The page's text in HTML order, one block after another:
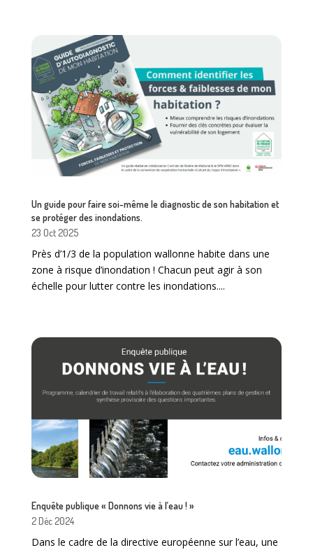
Un guide pour faire soi-même le diagnostic de son habitation et
se protéger des inondations.
23 Oct 2025
Près d’1/3 de la population wallonne habite dans une
zone à risque d’inondation ! Chacun peut agir à son
échelle pour lutter contre les inondations....
Enquête publique « Donnons vie à l’eau ! »
2 Déc 2024
Dans le cadre de la directive européenne sur l’eau, une